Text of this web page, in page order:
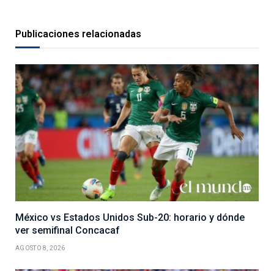
Publicaciones relacionadas
México vs Estados Unidos Sub-20: horario y dónde
ver semifinal Concacaf
AGOSTO 8, 2026